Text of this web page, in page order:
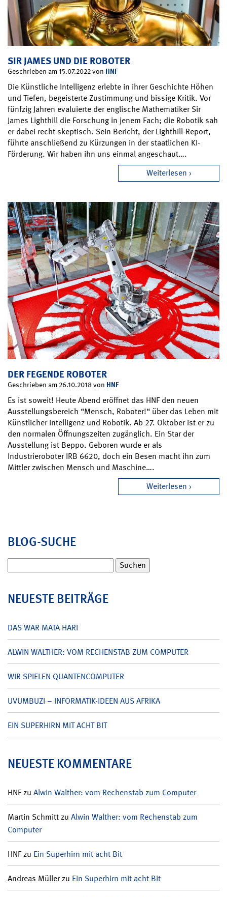
SIR JAMES UND DIE ROBOTER
Geschrieben am 15.07.2022 von HNF
Die Künstliche Intelligenz erlebte in ihrer Geschichte Höhen
und Tiefen, begeisterte Zustimmung und bissige Kritik. Vor
fünfzig Jahren evaluierte der englische Mathematiker Sir
James Lighthill die Forschung in jenem Fach; die Robotik sah
er dabei recht skeptisch. Sein Bericht, der Lighthill-Report,
führte anschließend zu Kürzungen in der staatlichen KI-
Förderung. Wir haben ihn uns einmal angeschaut….
Weiterlesen
DER FEGENDE ROBOTER
Geschrieben am 26.10.2018 von HNF
Es ist soweit! Heute Abend eröffnet das HNF den neuen
Ausstellungsbereich “Mensch, Roboter!“ über das Leben mit
Künstlicher Intelligenz und Robotik. Ab 27. Oktober ist er zu
den normalen Öffnungszeiten zugänglich. Ein Star der
Ausstellung ist Beppo. Geboren wurde er als
Industrieroboter IRB 6620, doch ein Besen macht ihn zum
Mittler zwischen Mensch und Maschine….
Weiterlesen
BLOG-SUCHE
nach:
NEUESTE BEITRÄGE
DAS WAR MATA HARI
ALWIN WALTHER: VOM RECHENSTAB ZUM COMPUTER
WIR SPIELEN QUANTENCOMPUTER
UVUMBUZI – INFORMATIK-IDEEN AUS AFRIKA
EIN SUPERHIRN MIT ACHT BIT
NEUESTE KOMMENTARE
HNFzu Alwin Walther: vom Rechenstab zum Computer
Martin Schmittzu Alwin Walther: vom Rechenstab zum
Computer
HNFzu Ein Superhirn mit acht Bit
Andreas Müllerzu Ein Superhirn mit acht Bit